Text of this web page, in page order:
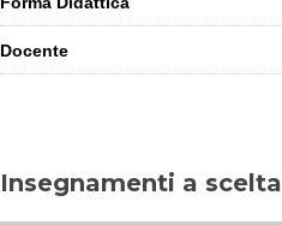
Insegnamenti a scelta